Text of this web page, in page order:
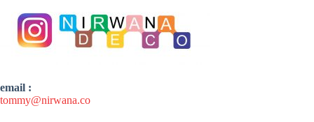
email :
tommy@nirwana.co